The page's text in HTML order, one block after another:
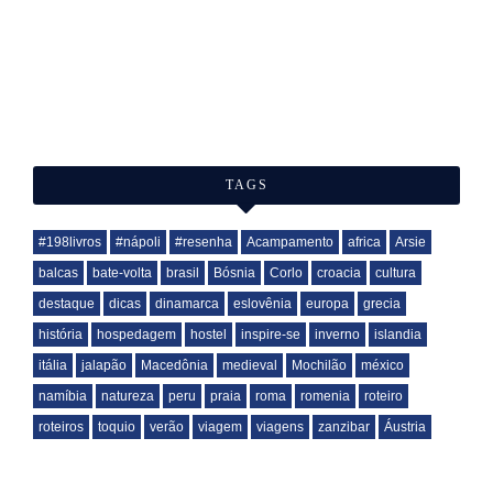
TAGS
#198livros #nápoli #resenha Acampamento africa
Arsie
balcas
bate-volta brasil Bósnia Corlo croacia
cultura
destaque
dicas dinamarca eslovênia europa
grecia
história
hospedagem hostel inspire-se inverno
islandia
itália
jalapão Macedônia medieval Mochilão
méxico
namíbia
natureza peru praia roma romenia
roteiro
roteiros
toquio verão viagem viagens zanzibar Áustria